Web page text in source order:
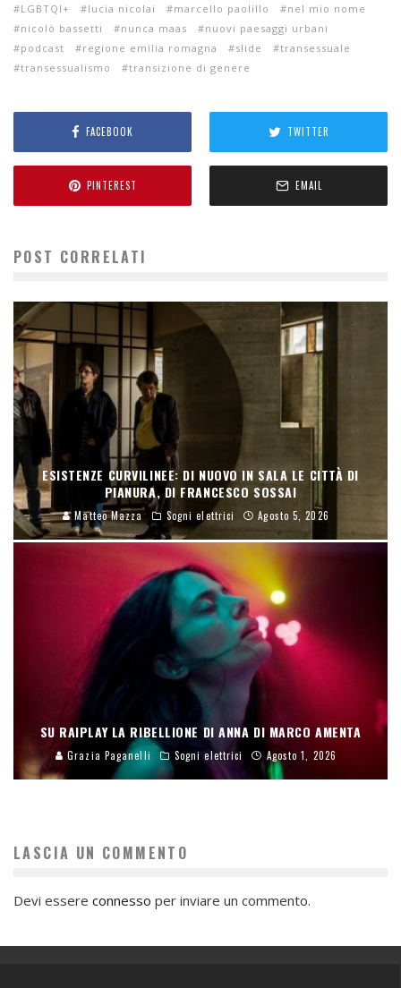
LGBTQI+
lucia nicolai marcello paolillo
nel mio nome
nicolò bassetti
nunca maas
nuovi paesaggi urbani
podcast
regione emilia romagna slide
transessuale
transessualismo
transizione di genere
FACEBOOK TWITTER
PINTEREST EMAIL
POST CORRELATI
ESISTENZE CURVILINEE: DI NUOVO IN SALA LE CITTÀ DI
PIANURA, DI FRANCESCO SOSSAI
Matteo Mazza Sogni elettrici Agosto 5, 2026
SU RAIPLAY LA RIBELLIONE DI ANNA DI MARCO AMENTA
Grazia Paganelli Sogni elettrici Agosto 1, 2026
LASCIA UN COMMENTO
Devi essere connesso per inviare un commento.